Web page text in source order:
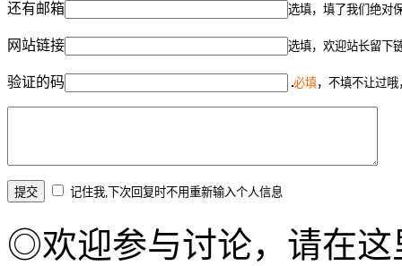
还有邮箱 选填，填了我们绝对
网站链接 选填，欢迎站长留下
验证的码 必填，不填不让过
记住我,下次回复时不用重新输入个人信息
◎欢迎参与讨论，请在这